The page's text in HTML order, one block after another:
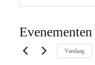
Vandaag